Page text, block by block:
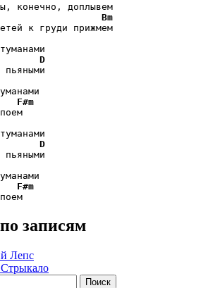
конечно, доплывем
Bm
к груди прижмем
D
пьяными
F#m
D
пьяными
F#m
записям
Лепс